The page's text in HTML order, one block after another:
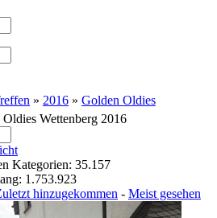
» 2016 » Golden Oldies
Wettenberg 2016
Kategorien: 35.157
1.753.923
hinzugekommen - Meist gesehen